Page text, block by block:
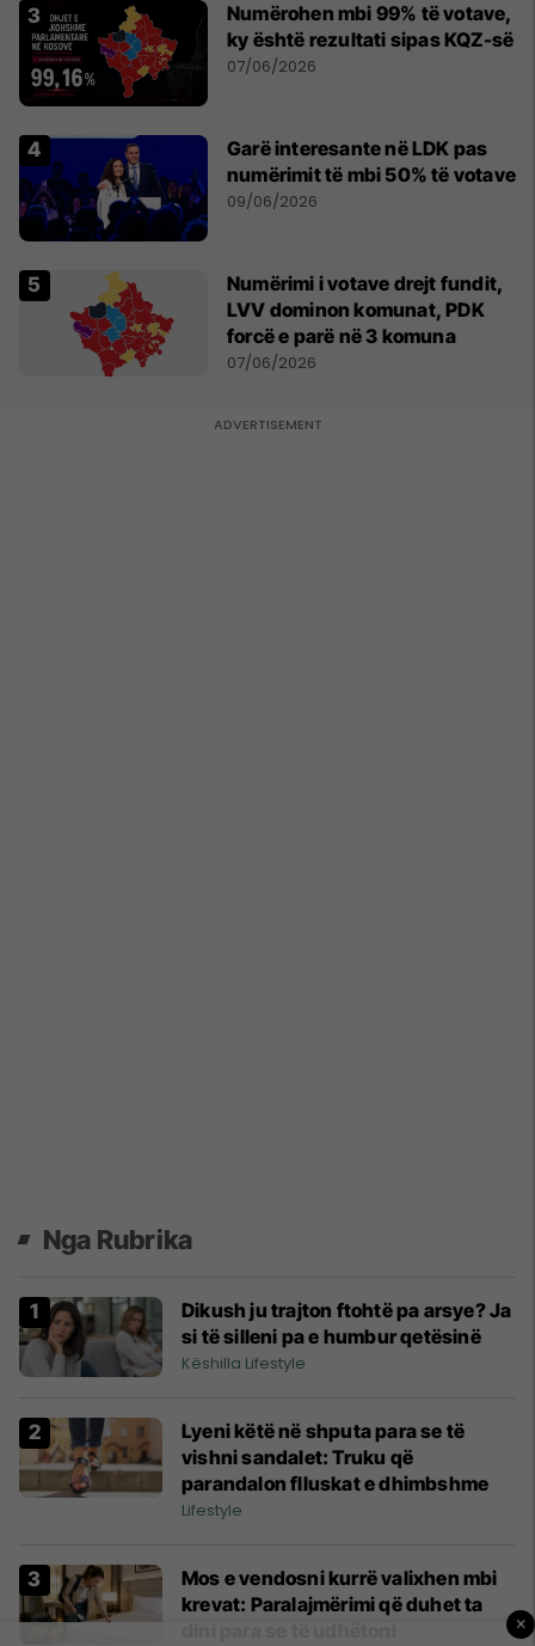
Numërohen mbi 99% të votave,
ky është rezultati sipas KQZ-së
07/06/2026
Garë interesante në LDK pas
numërimit të mbi 50% të votave
09/06/2026
Numërimi i votave drejt fundit,
LVV dominon komunat, PDK
forcë e parë në 3 komuna
07/06/2026
Nga Rubrika
Dikush ju trajton ftohtë pa arsye? Ja
si të silleni pa e humbur qetësinë
Këshilla Lifestyle
Lyeni këtë në shputa para se të
vishni sandalet: Truku që
parandalon flluskat e dhimbshme
Lifestyle
Mos e vendosni kurrë valixhen mbi
krevat: Paralajmërimi që duhet ta
×